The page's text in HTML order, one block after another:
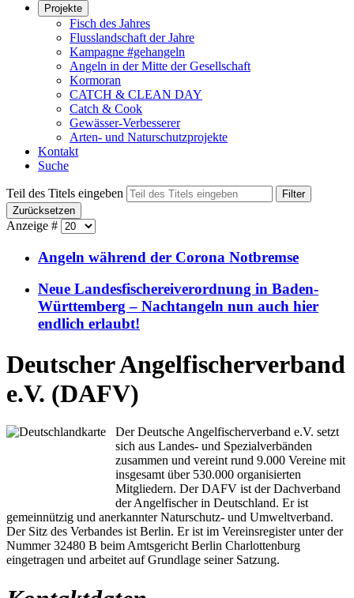
Projekte
Fisch des Jahres
Flusslandschaft der Jahre
Kampagne #gehangeln
Angeln in der Mitte der Gesellschaft
Kormoran
CATCH & CLEAN DAY
Catch & Cook
Gewässer-Verbesserer
Arten- und Naturschutzprojekte
Kontakt
Suche
Teil des Titels eingeben
Filter
Zurücksetzen
Anzeige #
Angeln während der Corona Notbremse
Neue Landesfischereiverordnung in Baden-
Württemberg – Nachtangeln nun auch hier
endlich erlaubt!
Deutscher Angelfischerverband
e.V. (DAFV)
Der Deutsche Angelfischerverband e.V. setzt
sich aus Landes- und Spezialverbänden
zusammen und vereint rund 9.000 Vereine mit
insgesamt über 530.000 organisierten
Mitgliedern. Der DAFV ist der Dachverband
der Angelfischer in Deutschland. Er ist
gemeinnützig und anerkannter Naturschutz- und Umweltverband.
Der Sitz des Verbandes ist Berlin. Er ist im Vereinsregister unter der
Nummer 32480 B beim Amtsgericht Berlin Charlottenburg
eingetragen und arbeitet auf Grundlage seiner Satzung.